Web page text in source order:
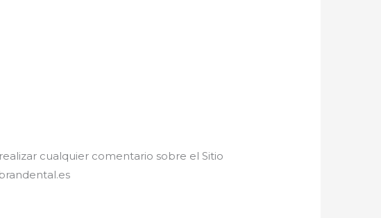
cualquier comentario sobre el Sitio